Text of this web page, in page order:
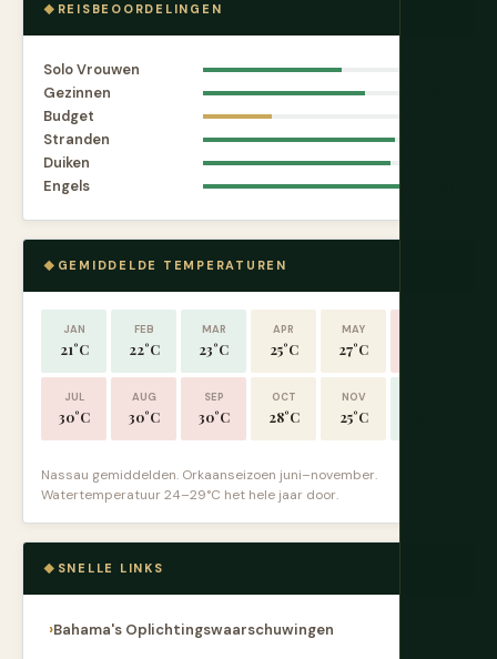
REISBEOORDELINGEN
Solo Vrouwen
Gezinnen
Budget
Stranden
Duiken
Engels
GEMIDDELDE TEMPERATUREN
JAN
21°C
FEB
22°C
MAR
23°C
APR
25°C
MAY
27°C
JUL
30°C
AUG
30°C
SEP
30°C
OCT
28°C
NOV
25°C
Nassau gemiddelden. Orkaanseizoen juni–november.
Watertemperatuur 24–29°C het hele jaar door.
SNELLE LINKS
Bahama's Oplichtingswaarschuwingen